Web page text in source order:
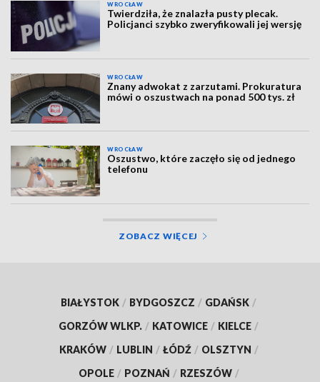
WROCŁAW
Twierdziła, że znalazła pusty plecak.
Policjanci szybko zweryfikowali jej wersję
WROCŁAW
Znany adwokat z zarzutami. Prokuratura
mówi o oszustwach na ponad 500 tys. zł
WROCŁAW
Oszustwo, które zaczęło się od jednego
telefonu
ZOBACZ WIĘCEJ
BIAŁYSTOK / BYDGOSZCZ / GDAŃSK /
GORZÓW WLKP. / KATOWICE / KIELCE /
KRAKÓW / LUBLIN / ŁÓDŹ / OLSZTYN /
OPOLE / POZNAŃ / RZESZÓW /